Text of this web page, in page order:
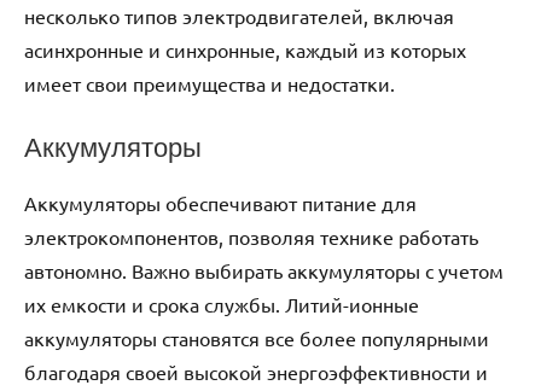
несколько типов электродвигателей, включая
асинхронные и синхронные, каждый из которых
имеет свои преимущества и недостатки.
Аккумуляторы
Аккумуляторы обеспечивают питание для
электрокомпонентов, позволяя технике работать
автономно. Важно выбирать аккумуляторы с учетом
их емкости и срока службы. Литий-ионные
аккумуляторы становятся все более популярными
благодаря своей высокой энергоэффективности и